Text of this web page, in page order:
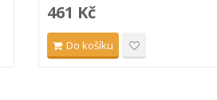
461 Kč
Do košíku